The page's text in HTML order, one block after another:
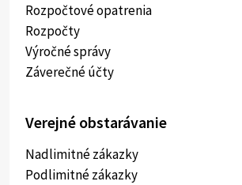
Rozpočtové opatrenia
Rozpočty
Výročné správy
Záverečné účty
Verejné obstarávanie
Nadlimitné zákazky
Podlimitné zákazky